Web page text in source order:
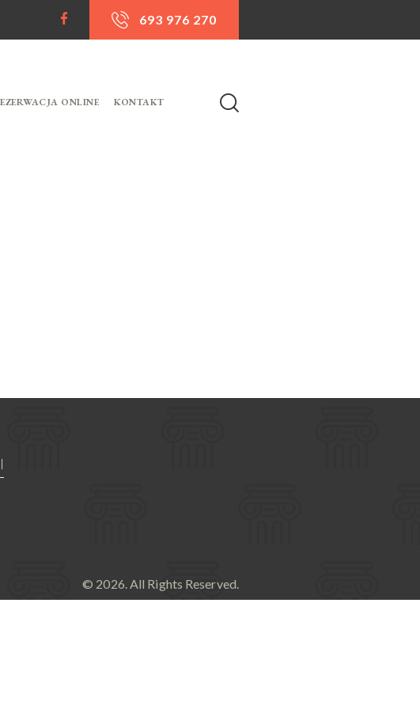
693 976 270
ONLINE KONTAKT
© 2026. All Rights Reserved.